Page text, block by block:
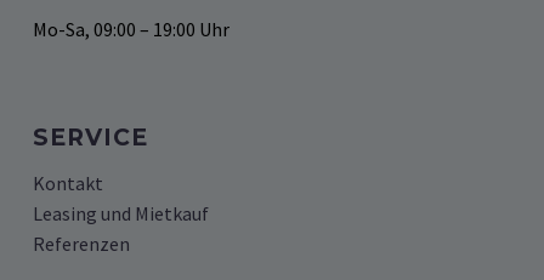
Mo-Sa, 09:00 – 19:00 Uhr
SERVICE
Kontakt
Leasing und Mietkauf
Referenzen